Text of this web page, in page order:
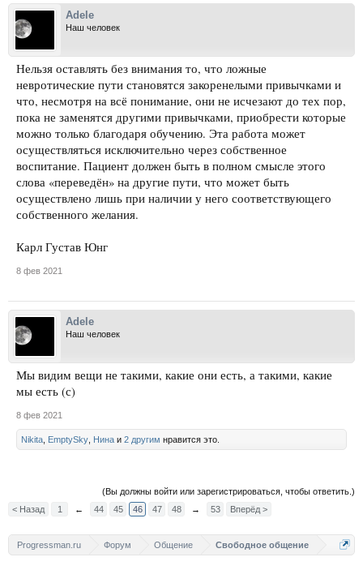
Adele
Наш человек
Нельзя оставлять без внимания то, что ложные
невротические пути становятся закоренелыми привычками и
что, несмотря на всё понимание, они не исчезают до тех пор,
пока не заменятся другими привычками, приобрести которые
можно только благодаря обучению. Эта работа может
осуществляться исключительно через собственное
воспитание. Пациент должен быть в полном смысле этого
слова «переведён» на другие пути, что может быть
осуществлено лишь при наличии у него соответствующего
собственного желания.
Карл Густав Юнг
8 фев 2021
Adele
Наш человек
Мы видим вещи не такими, какие они есть, а такими, какие
мы есть (с)
8 фев 2021
Nikita EmptySky Нина и 2 другим нравится это.
(Вы должны войти или зарегистрироваться, чтобы ответить.)
< Назад
1 ← 44 45 46 47 48 → 53 Вперёд >
Progressman.ru Форум Общение Свободное общение